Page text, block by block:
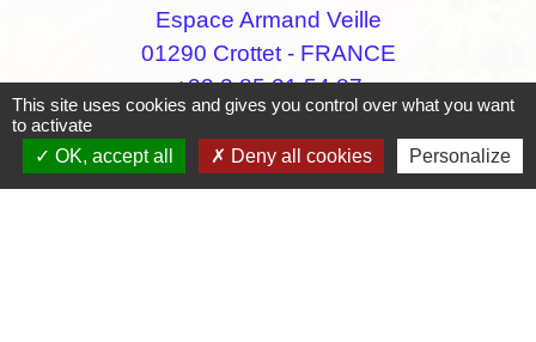
Espace Armand Veille
01290 Crottet - FRANCE
+33 3 85 31 54 87
This site uses cookies and gives you control over what you want
to activate
OK, accept all
Deny all cookies Personalize